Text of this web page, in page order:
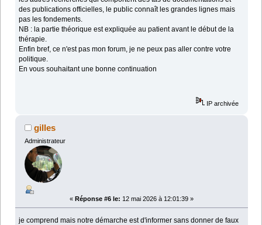
des publications officielles, le public connaît les grandes lignes mais
pas les fondements.
NB : la partie théorique est expliquée au patient avant le début de la
thérapie.
Enfin bref, ce n'est pas mon forum, je ne peux pas aller contre votre
politique.
En vous souhaitant une bonne continuation
IP archivée
gilles
Administrateur
« Réponse #6 le: 12 mai 2026 à 12:01:39 »
je comprend mais notre démarche est d'informer sans donner de faux